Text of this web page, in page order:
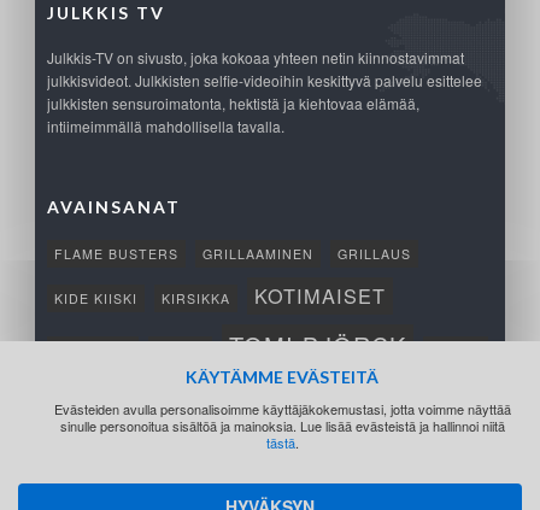
JULKKIS TV
Julkkis-TV on sivusto, joka kokoaa yhteen netin kiinnostavimmat
julkkisvideot. Julkkisten selfie-videoihin keskittyvä palvelu esittelee
julkkisten sensuroimatonta, hektistä ja kiehtovaa elämää,
intiimeimmällä mahdollisella tavalla.
AVAINSANAT
FLAME BUSTERS GRILLAAMINEN GRILLAUS
KIDE KIISKI KIRSIKKA KOTIMAISET
TOMI BJÖRCK
KÄYTÄMME EVÄSTEITÄ
Evästeiden avulla personalisoimme käyttäjäkokemustasi, jotta voimme näyttää
sinulle personoitua sisältöä ja mainoksia. Lue lisää evästeistä ja hallinnoi niitä
tästä.